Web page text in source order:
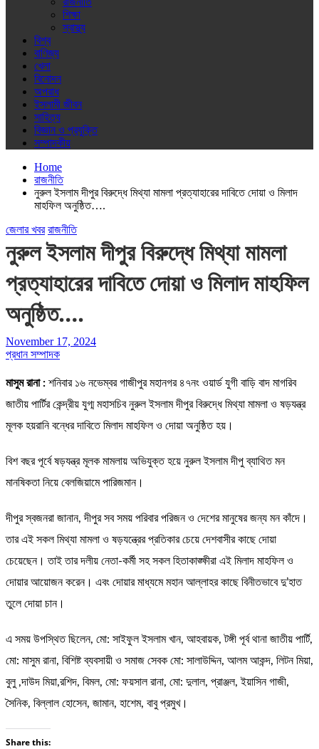
শিক্ষা
স্বাস্থ্য
বিশ্ব
বাণিজ্য
খেলা
বিনোদন
অপরাধ
ইসলামী জীবন
সাহিত্য
বিজ্ঞান ও প্রযুক্তি
সম্পাদকীয়
Home
রাজনীতি
নুরুল ইসলাম দীপুর বিরুদ্ধে মিথ্যা মামলা প্রত্যাহারের দাবিতে দোয়া ও মিলাদ
মাহফিল অনুষ্ঠিত….
জেলার খবর রাজনীতি
নুরুল ইসলাম দীপুর বিরুদ্ধে মিথ্যা মামলা
প্রত্যাহারের দাবিতে দোয়া ও মিলাদ মাহফিল
অনুষ্ঠিত….
November 17, 2024
প্রধান সম্পাদক
মাসুম রানা : শনিবার ১৬ নভেম্বর গাজীপুর মহানগর ৪৭নং ওয়ার্ড যুগী বাড়ি বাদ মাগরিব
জাতীয় পার্টির কেন্দ্রীয় যুগ্ম মহাসচিব নুরুল ইসলাম দীপুর বিরুদ্ধে মিথ্যা মামলা ও ষড়যন্ত্র
মূলক হয়রানি বন্ধের দাবিতে মিলাদ মাহফিল ও দোয়া অনুষ্ঠিত হয়।
বিশ বছর পূর্বে ষড়যন্ত্র মূলক মামলায় অভিযুক্ত হয়ে নুরুল ইসলাম দীপু ব্যাথিত মন
মানষিকতা নিয়ে বেলজিয়ামে পারিজমান।
দীপুর স্বজনরা জানান, দীপুর সব সময় পরিবার পরিজন ও দেশের মানুষের জন্য মন কাঁদে।
তার এই সকল মিথ্যা মামলা ও ষড়যন্ত্রের প্রতিকার চেয়ে দেশবাসীর কাছে দোয়া
চেয়েছেন। তাই তার দলীয় নেতা-কর্মী সহ সকল হিতাকাঙ্ক্ষীরা এই মিলাদ মাহফিল ও
দোয়ার আয়োজন করেন। এবং দোয়ার মাধ্যমে মহান আল্লাহর কাছে বিনীতভাবে দু’হাত
তুলে দোয়া চান।
এ সময় উপস্থিত ছিলেন, মো: সাইফুল ইসলাম খান, আহবায়ক, টঙ্গী পূর্ব থানা জাতীয় পার্টি,
মো: মাসুম রানা, বিশিষ্ট ব্যবসায়ী ও সমাজ সেবক মো: সালাউদ্দিন, আলম আকন্দ, লিটন মিয়া,
বুলু ,দাউদ মিয়া,রশিদ, বিমল, মো: ফয়সাল রানা, মো: দুলাল, প্রাঞ্জল, ইয়াসিন গাজী,
সৈনিক, বিল্লাল হোসেন, জামান, হাশেম, বাবু প্রমুখ।
Share this: